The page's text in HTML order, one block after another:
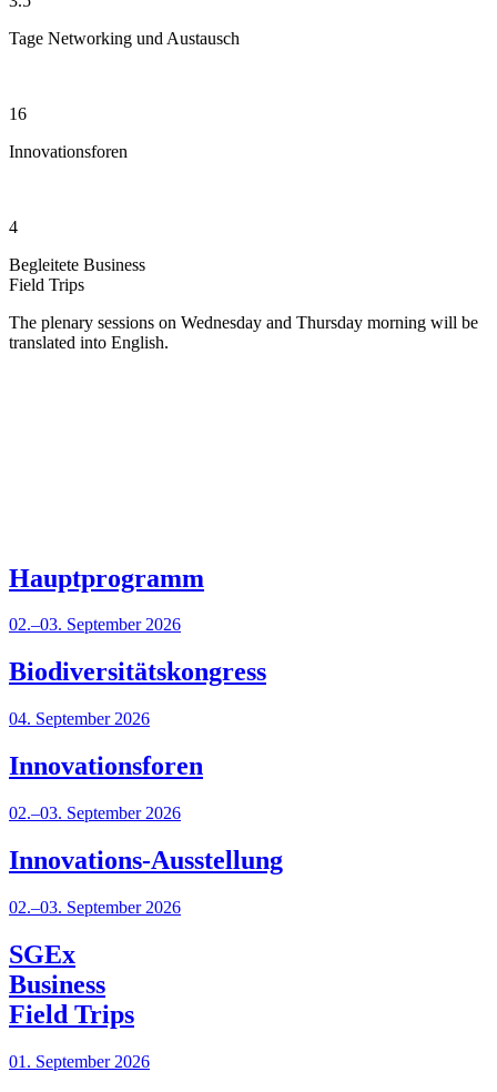
Tage Networking und Austausch
16
Innovationsforen
4
Begleitete Business
Field Trips
The plenary sessions on Wednesday and Thursday morning will be
translated into English.
Haupt­­programm
02.–03. September 2026
Bio­­diversitäts­­kongress
04. September 2026
Innovations­­foren​
02.–03. September 2026
Innovations­-Ausstellung
02.–03. September 2026
SGEx
Business
Field Trips
01. September 2026